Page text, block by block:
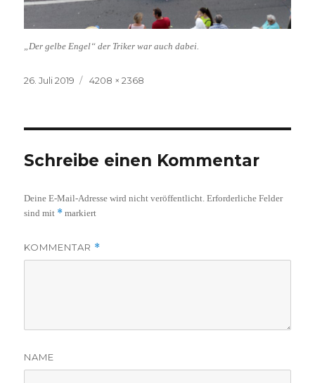
„Der gelbe Engel“ der Triker war auch dabei.
Veröffentlicht
26. Juli 2019
Volle
4208 × 2368
Schreibe einen Kommentar
Deine E-Mail-Adresse wird nicht veröffentlicht. Erforderliche Felder
sind mit * markiert
KOMMENTAR *
NAME